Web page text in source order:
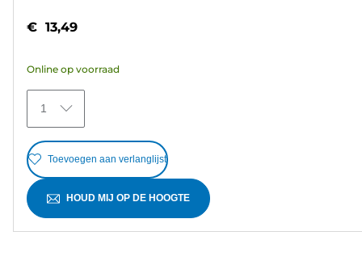
de
sterren.
15
beoordelingen
€ 13,49
Online op voorraad
1
Toevoegen aan verlanglijst
HOUD MIJ OP DE HOOGTE